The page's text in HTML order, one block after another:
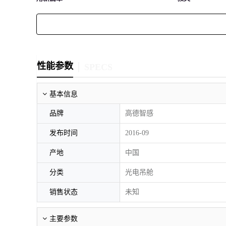
性能参数
基本信息
品牌 高德智感
发布时间 2016-09
产地 中国
分类 光电吊舱
销售状态 未知
主要参数